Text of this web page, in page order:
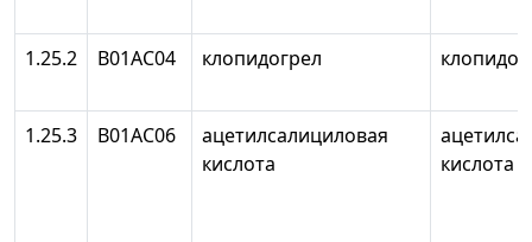
1.25.2 В01АС04 клопидогрел
1.25.3 В01АС06
ацетилсалициловая
кислота
кислота